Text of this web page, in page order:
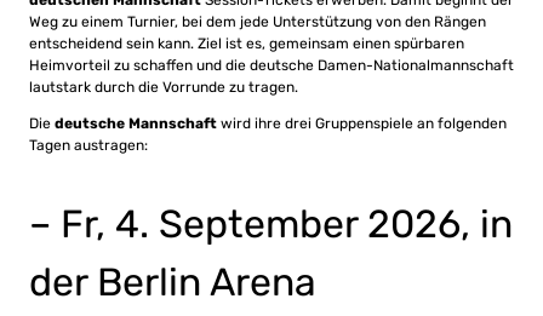
Weg zu einem Turnier, bei dem jede Unterstützung von den Rängen
entscheidend sein kann. Ziel ist es, gemeinsam einen spürbaren
Heimvorteil zu schaffen und die deutsche Damen-Nationalmannschaft
lautstark durch die Vorrunde zu tragen.
Die deutsche Mannschaft wird ihre drei Gruppenspiele an folgenden
Tagen austragen:
– Fr, 4. September 2026, in
der Berlin Arena